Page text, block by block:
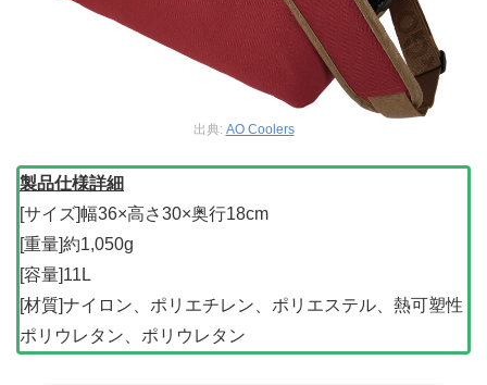
出典: AO Coolers
製品仕様詳細
[サイズ]幅36×高さ30×奥行18cm
[重量]約1,050g
[容量]11L
[材質]ナイロン、ポリエチレン、ポリエステル、熱可塑性
ポリウレタン、ポリウレタン